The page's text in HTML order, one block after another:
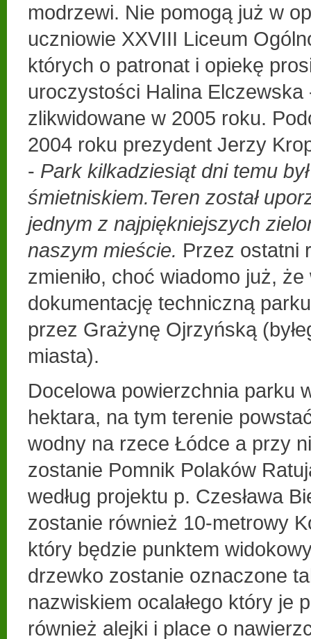
modrzewi. Nie pomogą już w
uczniowie XXVIII Liceum
których o patronat i opiekę
uroczystości Halina Elczewska
zlikwidowane w 2005 roku.
2004 roku prezydent Jerzy
- Park kilkadziesiąt dni temu był
śmietniskiem.Teren został
jednym z najpiękniejszych
naszym mieście. Przez ostatni
zmieniło, choć wiadomo już,
dokumentację techniczną
przez Grażynę Ojrzyńską
miasta).
Docelowa powierzchnia parku
hektara, na tym terenie
wodny na rzece Łódce a przy
zostanie Pomnik Polaków
według projektu p. Czesława
zostanie również 10-metrowy
który będzie punktem
drzewko zostanie oznaczone
nazwiskiem ocalałego który je
również alejki i place o